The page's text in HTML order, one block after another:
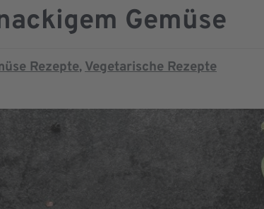
Gemüse
Rezepte,Vegetarische Rezepte